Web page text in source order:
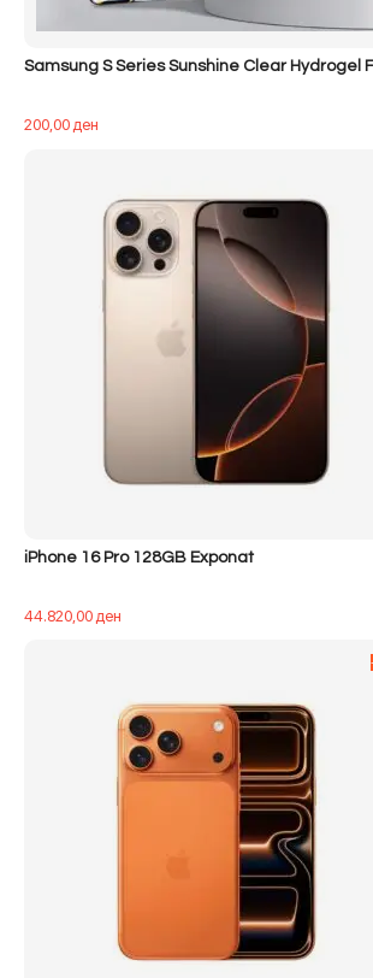
Samsung S Series Sunshine Clear Hydrogel
200,00ден
iPhone 16 Pro 128GB Exponat
44.820,00ден